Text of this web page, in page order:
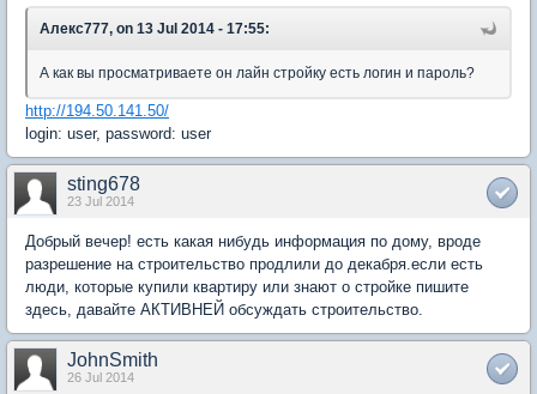
Алекс777, on 13 Jul 2014 - 17:55:
А как вы просматриваете он лайн стройку есть логин и пароль?
http://194.50.141.50/
login: user, password: user
sting678
23 Jul 2014
Добрый вечер! есть какая нибудь информация по дому, вроде
разрешение на строительство продлили до декабря.если есть
люди, которые купили квартиру или знают о стройке пишите
здесь, давайте АКТИВНЕЙ обсуждать строительство.
JohnSmith
26 Jul 2014